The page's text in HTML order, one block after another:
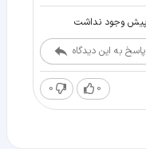
پاسخ به این دیدگاه
0
0